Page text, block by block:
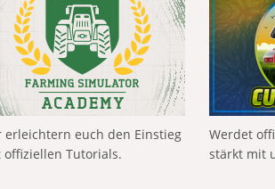
erleichtern euch den Einstieg
offiziellen Tutorials.
Werdet
stärkt mit